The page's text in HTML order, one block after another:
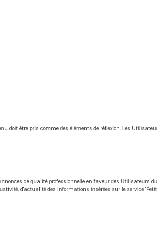
doit être pris comme des éléments de réflexion. Les
de qualité professionnelle en faveur des Utilisateurs
d'actualité des informations insérées sur le service